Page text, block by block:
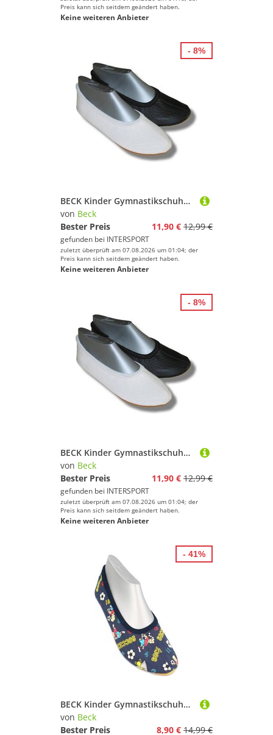
Preis kann sich seitdem geändert haben.
Keine weiteren Anbieter
BECK Kinder Gymnastikschuhe 008
von Beck
Bester Preis
11,90 € 12,99 €
gefunden bei INTERSPORT
zuletzt überprüft am 07.08.2026 um 01:04; der
Preis kann sich seitdem geändert haben.
Keine weiteren Anbieter
- 8%
BECK Kinder Gymnastikschuhe 008
von Beck
Bester Preis
11,90 € 12,99 €
gefunden bei INTERSPORT
zuletzt überprüft am 07.08.2026 um 01:04; der
Preis kann sich seitdem geändert haben.
Keine weiteren Anbieter
- 8%
BECK Kinder Gymnastikschuhe Soccer
von Beck
Bester Preis
8,90 € 14,99 €
- 41%